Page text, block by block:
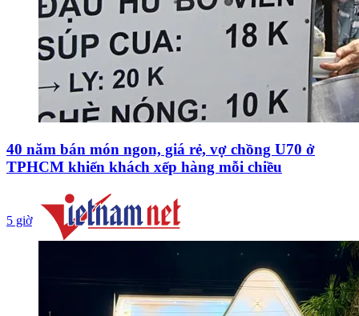
40 năm bán món ngon, giá rẻ, vợ chồng U70 ở
TPHCM khiến khách xếp hàng mỗi chiều
5 giờ